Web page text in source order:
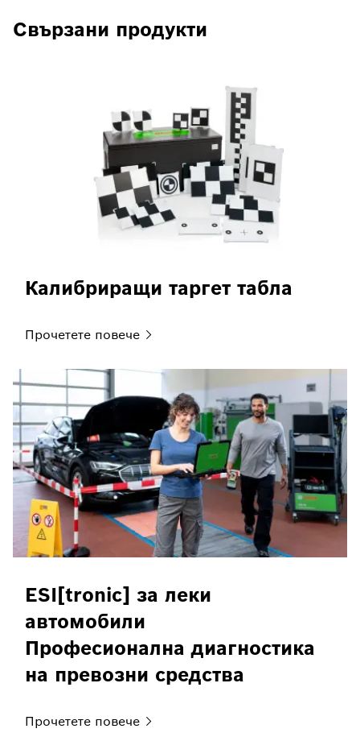
Свързани продукти
Калибриращи таргет табла
Прочетете повече
ESI[tronic] за леки
автомобили
Професионална диагностика
на превозни средства
Прочетете повече